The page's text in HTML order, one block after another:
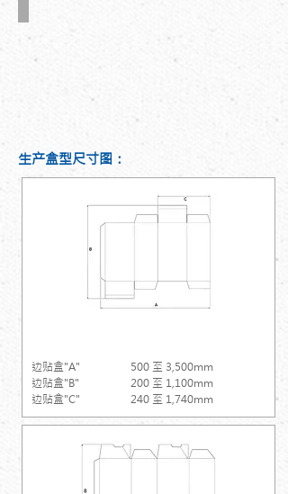
生产盒型尺寸图：
边贴盒"A"
边贴盒"B"
边贴盒"C"
500 至 3,500mm
200 至 1,100mm
240 至 1,740mm